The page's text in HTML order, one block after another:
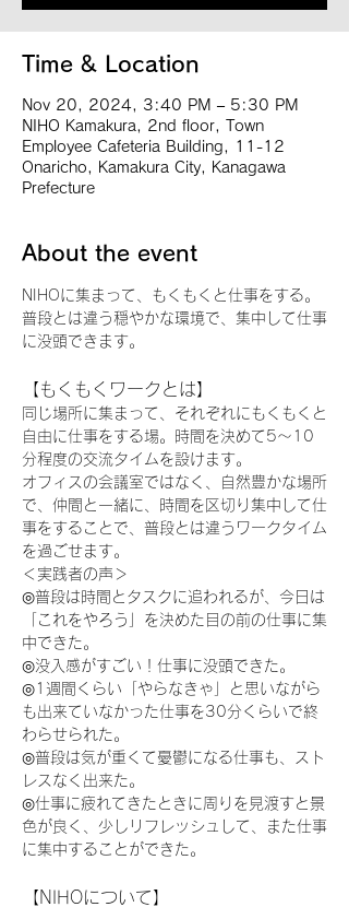
Time & Location
Nov 20, 2024, 3:40 PM – 5:30 PM
NIHO Kamakura, 2nd floor, Town
Employee Cafeteria Building, 11-12
Onaricho, Kamakura City, Kanagawa
Prefecture
About the event
NIHOに集まって、もくもくと仕事をする。
普段とは違う穏やかな環境で、集中して仕事
に没頭できます。
【もくもくワークとは】
同じ場所に集まって、それぞれにもくもくと
自由に仕事をする場。時間を決めて5〜10
分程度の交流タイムを設けます。
オフィスの会議室ではなく、自然豊かな場所
で、仲間と一緒に、時間を区切り集中して仕
事をすることで、普段とは違うワークタイム
を過ごせます。
＜実践者の声＞
◎普段は時間とタスクに追われるが、今日は
「これをやろう」を決めた目の前の仕事に集
中できた。
◎没入感がすごい！仕事に没頭できた。
◎1週間くらい「やらなきゃ」と思いながら
も出来ていなかった仕事を30分くらいで終
わらせられた。
◎普段は気が重くて憂鬱になる仕事も、スト
レスなく出来た。
◎仕事に疲れてきたときに周りを見渡すと景
色が良く、少しリフレッシュして、また仕事
に集中することができた。
【NIHOについて】